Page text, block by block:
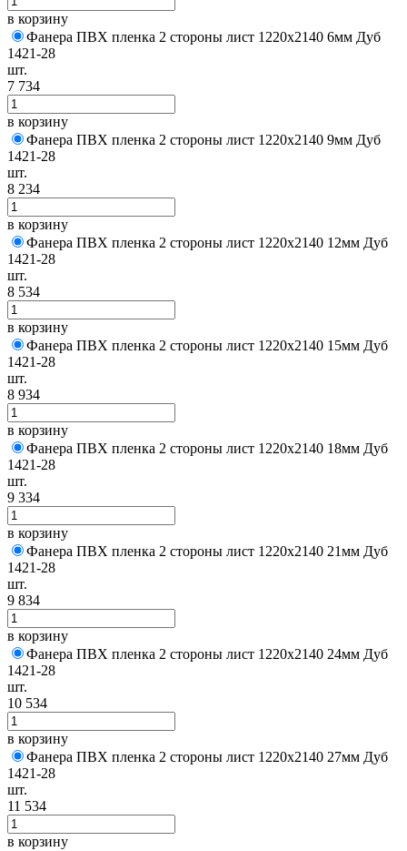
в корзину
Фанера ПВХ пленка 2 стороны лист 1220х2140 6мм Дуб
1421-28
шт.
7 734
в корзину
Фанера ПВХ пленка 2 стороны лист 1220х2140 9мм Дуб
1421-28
шт.
8 234
в корзину
Фанера ПВХ пленка 2 стороны лист 1220х2140 12мм Дуб
1421-28
шт.
8 534
в корзину
Фанера ПВХ пленка 2 стороны лист 1220х2140 15мм Дуб
1421-28
шт.
8 934
в корзину
Фанера ПВХ пленка 2 стороны лист 1220х2140 18мм Дуб
1421-28
шт.
9 334
в корзину
Фанера ПВХ пленка 2 стороны лист 1220х2140 21мм Дуб
1421-28
шт.
9 834
в корзину
Фанера ПВХ пленка 2 стороны лист 1220х2140 24мм Дуб
1421-28
шт.
10 534
в корзину
Фанера ПВХ пленка 2 стороны лист 1220х2140 27мм Дуб
1421-28
шт.
11 534
в корзину